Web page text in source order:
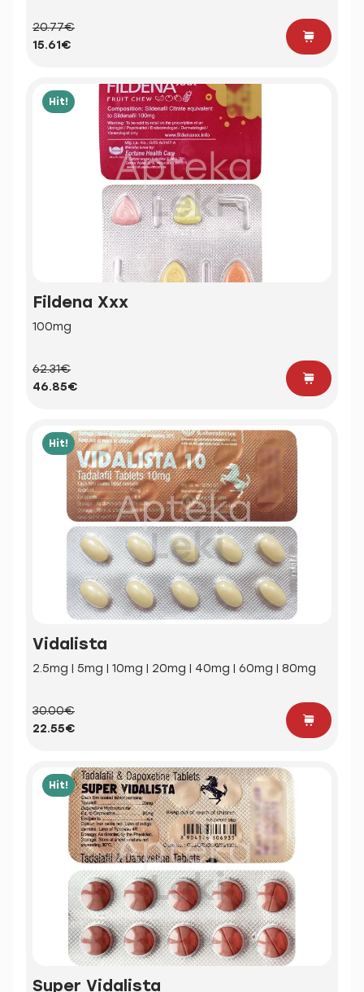
20.77€
15.61€
Hit!
Fildena Xxx
100mg
62.31€
46.85€
Hit!
Vidalista
2.5mg | 5mg | 10mg | 20mg | 40mg | 60mg | 80mg
30.00€
22.55€
Hit!
Super Vidalista